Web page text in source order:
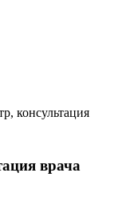
консультация
врача